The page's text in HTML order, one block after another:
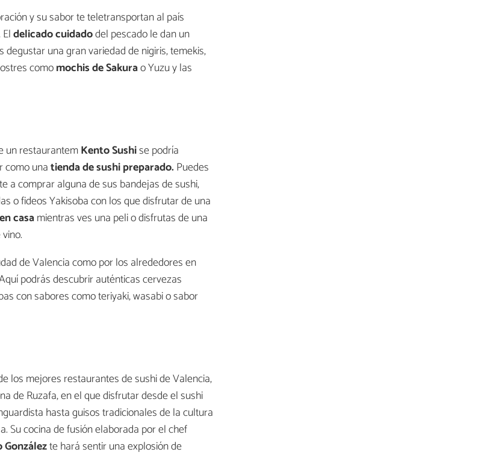
y su sabor te teletransportan al país
delicado cuidadodel pescado le dan un
una gran variedad de nigiris, temekis,
comomochis de Sakurao Yuzu y las
un restaurantemKento Sushise podría
como unatienda de sushi preparado.Puedes
a comprar alguna de sus bandejas de sushi,
o fideos Yakisoba con los que disfrutar de una
casamientras ves una peli o disfrutas de una
de Valencia como por los alrededores en
podrás descubrir auténticas cervezas
con sabores como teriyaki, wasabi o sabor
los mejores restaurantes de sushi de Valencia,
de Ruzafa, en el que disfrutar desde el sushi
hasta guisos tradicionales de la cultura
Su cocina de fusión elaborada por el chef
te hará sentir una explosión de